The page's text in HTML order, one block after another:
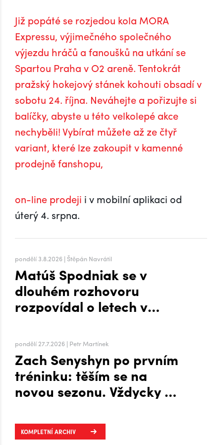
zpracováváme, žádat si kopii těchto údajů,
vyžádat si u nás přístup k těmto údajům a tyto nechat
aktualizovat nebo opravit, popřípadě požadovat omezení
zpracování,
požadovat po nás výmaz těchto osobních údajů,
na přenositelnost údajů,
podat stížnost u Úřadu pro ochranu osobních údajů nebo se
obrátit na soud.
Již popáté se rozjedou kola MORA
Expressu, výjimečného společného
výjezdu hráčů a fanoušků na utkání se
Spartou Praha v O2 areně. Tentokrát
pražský hokejový stánek kohouti obsadí v
sobotu 24. října. Neváhejte a pořizujte si
balíčky, abyste u této velkolepé akce
nechyběli! Vybírat můžete až ze čtyř
variant, které lze zakoupit v kamenné
prodejně fanshopu,
on-line prodeji i v mobilní aplikaci od
úterý 4. srpna.
pondělí 3.8.2026 | Štěpán Navrátil
Matúš Spodniak se v
dlouhém rozhovoru
rozpovídal o letech v
pondělí 27.7.2026 | Petr Martínek
Zach Senyshyn po prvním
tréninku: těším se na
novou sezonu. Vždycky mi
zima, říká o Plechárně
KOMPLETNÍ ARCHIV